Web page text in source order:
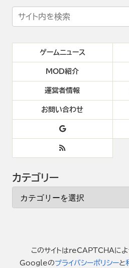
ゲームニュース
MOD紹介
運営者情報
お問い合わせ
カテゴリー
このサイトはreCAPTCHAによ
Googleのプライバシーポリシーと